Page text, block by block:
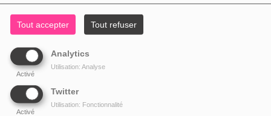
Tout accepter Tout refuser
Analytics
Activé
Utilisation: Analyse
Twitter
Activé
Utilisation: Fonctionnalité
PODCAST